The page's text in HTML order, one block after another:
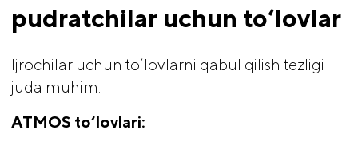
pudratchilar uchun to‘lovlar
Ijrochilar uchun to‘lovlarni qabul qilish tezligi
juda muhim.
ATMOS to‘lovlari: